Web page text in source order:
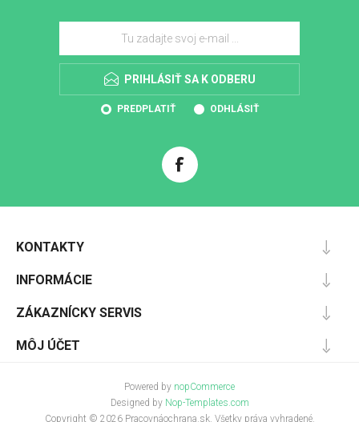
PRIHLÁSIŤ SA K ODBERU
PREDPLATIŤ ODHLÁSIŤ
KONTAKTY
INFORMÁCIE
ZÁKAZNÍCKY SERVIS
MÔJ ÚČET
Powered by nopCommerce
Designed by Nop-Templates.com
Copyright © 2026 Pracovnáochrana.sk. Všetky práva vyhradené.